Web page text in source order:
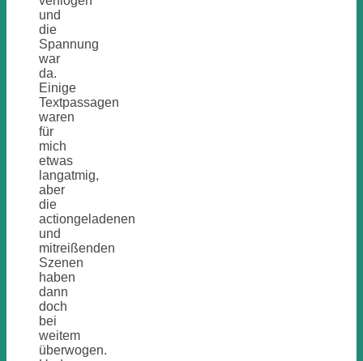
und
die
Spannung
war
da.
Einige
Textpassagen
waren
für
mich
etwas
langatmig,
aber
die
actiongeladenen
und
mitreißenden
Szenen
haben
dann
doch
bei
weitem
überwogen.